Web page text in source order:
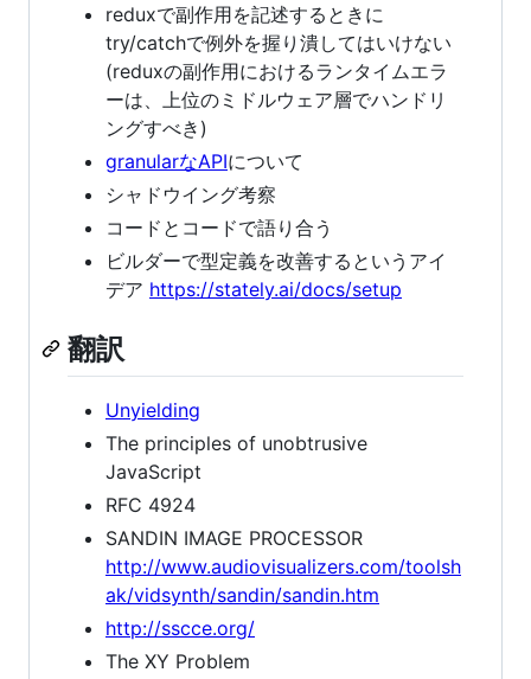
reduxで副作用を記述するときに
try/catchで例外を握り潰してはいけない
(reduxの副作用におけるランタイムエラ
ーは、上位のミドルウェア層でハンドリ
ングすべき)
granularなAPIについて
シャドウイング考察
コードとコードで語り合う
ビルダーで型定義を改善するというアイ
デア https://stately.ai/docs/setup
翻訳
Unyielding
The principles of unobtrusive
JavaScript
RFC 4924
SANDIN IMAGE PROCESSOR
http://www.audiovisualizers.com/toolsh
ak/vidsynth/sandin/sandin.htm
http://sscce.org/
The XY Problem